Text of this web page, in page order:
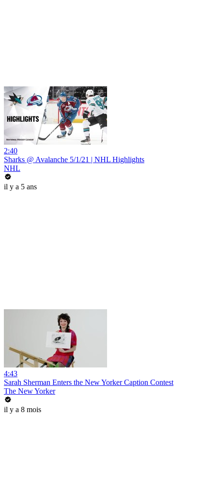
2:40
Sharks @ Avalanche 5/1/21 | NHL Highlights
NHL
il y a 5 ans
4:43
Sarah Sherman Enters the New Yorker Caption Contest
The New Yorker
il y a 8 mois